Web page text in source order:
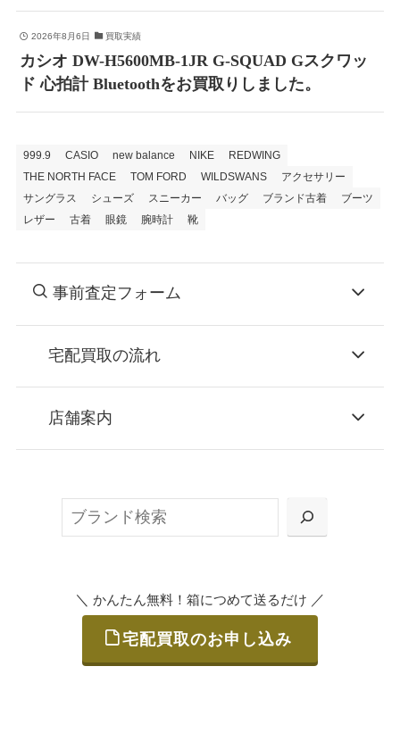
2026年8月6日 買取実績
カシオ DW-H5600MB-1JR G-SQUAD Gスクワッ
ド 心拍計 Bluetoothをお買取りしました。
999.9 CASIO new balance NIKE
REDWING
THE NORTH FACE
TOM FORD WILDSWANS
アクセサリー
サングラス
シューズ スニーカー バッグ ブランド古着
ブーツ
レザー
古着 眼鏡 腕時計 靴
事前査定フォーム
宅配買取の流れ
お申込み
または梱包材不要の「集荷申込」からお選び
ご発送
店舗案内
＼ かんたん無料！箱につめて送るだけ ／
宅配買取のお申し込み